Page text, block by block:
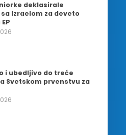
deklasirale
Izraelom za deveto
i ubedljivo do treće
Svetskom prvenstvu za